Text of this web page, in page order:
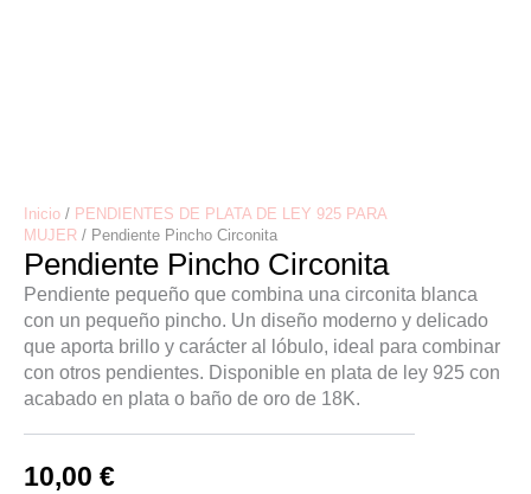
Inicio / PENDIENTES DE PLATA DE LEY 925 PARA
MUJER / Pendiente Pincho Circonita
Pendiente Pincho Circonita
Pendiente pequeño que combina una circonita blanca
con un pequeño pincho. Un diseño moderno y delicado
que aporta brillo y carácter al lóbulo, ideal para combinar
con otros pendientes. Disponible en plata de ley 925 con
acabado en plata o baño de oro de 18K.
10,00 €